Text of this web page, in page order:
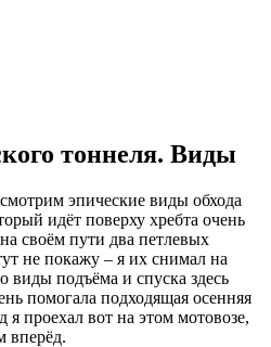
тоннеля. Виды
эпические виды обхода
идёт поверху хребта очень
своём пути два петлевых
не покажу – я их снимал на
виды подъёма и спуска здесь
помогала подходящая осенняя
я проехал вот на этом мотовозе,
вперёд.